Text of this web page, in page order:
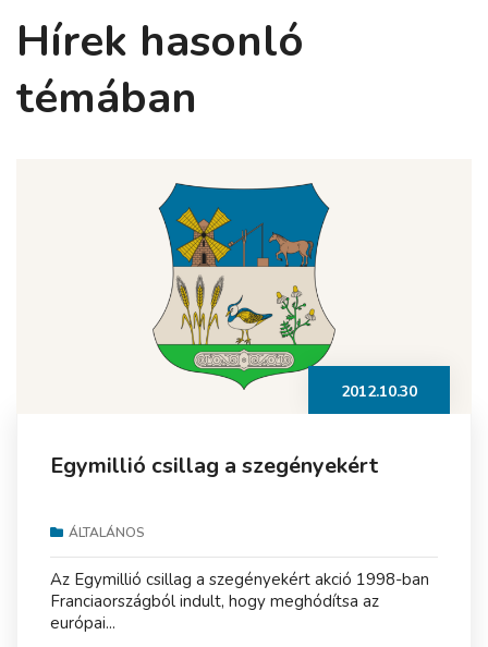
Hírek hasonló
témában
2012.10.30
Egymillió csillag a szegényekért
ÁLTALÁNOS
Az Egymillió csillag a szegényekért akció 1998-ban
Franciaországból indult, hogy meghódítsa az
európai...